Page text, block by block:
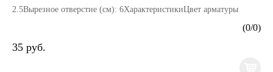
2.5Вырезное отверстие (см): 6ХарактеристикиЦвет арматуры
(0/0)
35 руб.